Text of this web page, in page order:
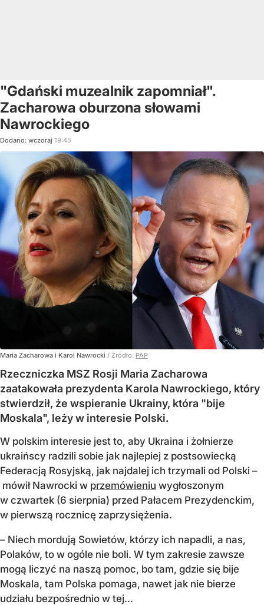
"Gdański muzealnik zapomniał".
Zacharowa oburzona słowami
Nawrockiego
Dodano: wczoraj 19:45
Maria Zacharowa i Karol Nawrocki / Źródło: PAP
Rzeczniczka MSZ Rosji Maria Zacharowa
zaatakowała prezydenta Karola Nawrockiego, który
stwierdził, że wspieranie Ukrainy, która "bije
Moskala", leży w interesie Polski.
W polskim interesie jest to, aby Ukraina i żołnierze
ukraińscy radzili sobie jak najlepiej z postsowiecką
Federacją Rosyjską, jak najdalej ich trzymali od Polski –
mówił Nawrocki w przemówieniu wygłoszonym
w czwartek (6 sierpnia) przed Pałacem Prezydenckim,
w pierwszą rocznicę zaprzysiężenia.
– Niech mordują Sowietów, którzy ich napadli, a nas,
Polaków, to w ogóle nie boli. W tym zakresie zawsze
mogą liczyć na naszą pomoc, bo tam, gdzie się bije
Moskala, tam Polska pomaga, nawet jak nie bierze
udziału bezpośrednio w tej...